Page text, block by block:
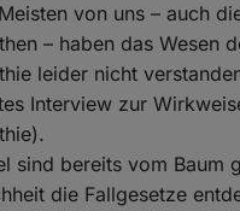
von uns – auch
– haben das Wesen
leider nicht
Interview zur
sind bereits vom Baum
die Fallgesetze